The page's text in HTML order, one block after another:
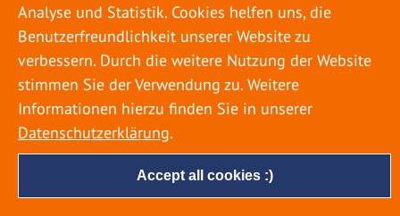
lieber in der Heimat. Wenn Sie für eine längere
Zeit wegfahren möchten, gibt es einige Dinge zu
beachten, damit nicht anschließend eine böse
Überraschung auf Sie wartet. Um einen
möglichst entspannten Urlaub zu […]
Accept all cookies :)
Analyse und Statistik. Cookies helfen uns, die
Benutzerfreundlichkeit unserer Website zu
verbessern. Durch die weitere Nutzung der Website
stimmen Sie der Verwendung zu. Weitere
Informationen hierzu finden Sie in unserer
Datenschutzerklärung.